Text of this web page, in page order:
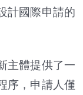
計國際申請的
主體提供了一
序，申請人僅